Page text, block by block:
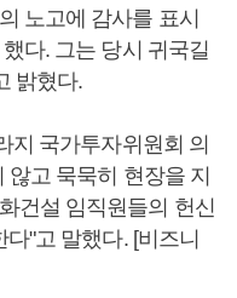
노고에 감사를 표시
다. 그는 당시 귀국길
밝혔다.
지 국가투자위원회 의
고 묵묵히 현장을 지
건설 임직원들의 헌신
"고 말했다. [비즈니